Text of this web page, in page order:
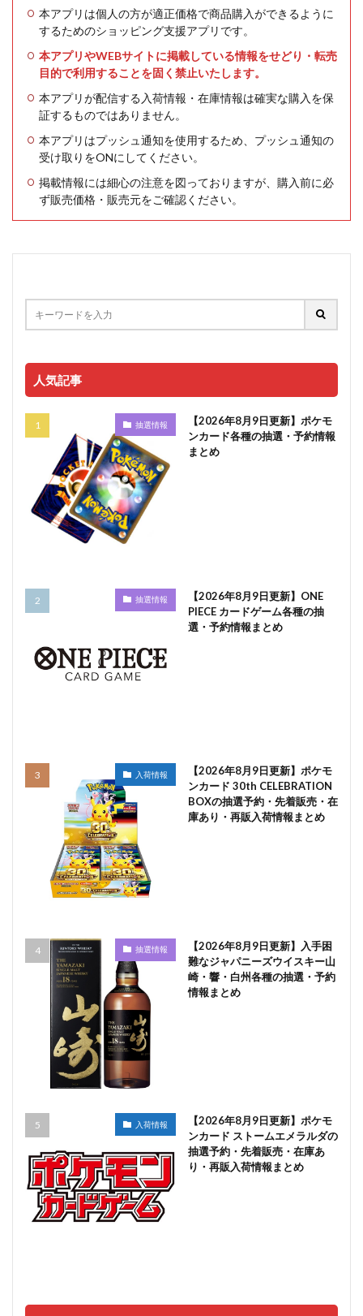
本アプリは個人の方が適正価格で商品購入ができるように
するためのショッピング支援アプリです。
本アプリやWEBサイトに掲載している情報をせどり・転売
目的で利用することを固く禁止いたします。
本アプリが配信する入荷情報・在庫情報は確実な購入を保
証するものではありません。
本アプリはプッシュ通知を使用するため、プッシュ通知の
受け取りをONにしてください。
掲載情報には細心の注意を図っておりますが、購入前に必
ず販売価格・販売元をご確認ください。
人気記事
抽選情報
【2026年8月9日更新】ポケモ
ンカード各種の抽選・予約情報
まとめ
抽選情報
【2026年8月9日更新】ONE
PIECE カードゲーム各種の抽
選・予約情報まとめ
入荷情報
【2026年8月9日更新】ポケモ
ンカード 30th CELEBRATION
BOXの抽選予約・先着販売・在
庫あり・再販入荷情報まとめ
抽選情報
【2026年8月9日更新】入手困
難なジャパニーズウイスキー山
崎・響・白州各種の抽選・予約
情報まとめ
入荷情報
【2026年8月9日更新】ポケモ
ンカード ストームエメラルダの
抽選予約・先着販売・在庫あ
り・再販入荷情報まとめ